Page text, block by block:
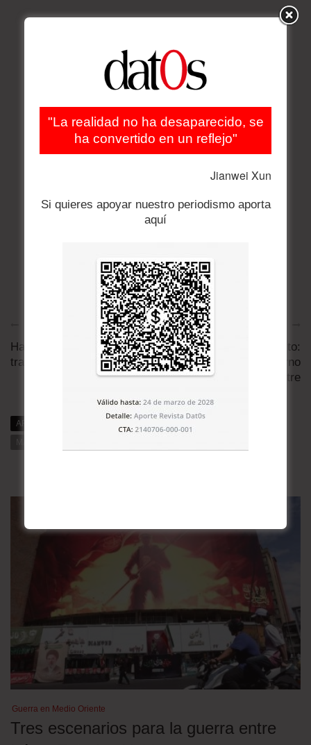
Haití, ¿fuera de la
trampa de Tucídides?
El ch’aki del asfalto:
Nuestro eterno retorno
al desastre
ARTÍCULOS RELACIONADOS
Guerra en Medio Oriente
Tres escenarios para la guerra entre
"La realidad no ha desaparecido, se
ha convertido en un reflejo"
Jianwei Xun
Si quieres apoyar nuestro periodismo aporta
aquí